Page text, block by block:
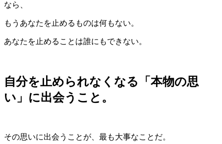
なら、
もうあなたを止めるものは何もない。
あなたを止めることは誰にもできない。
自分を止められなくなる「本物の思
い」に出会うこと。
その思いに出会うことが、最も大事なことだ。